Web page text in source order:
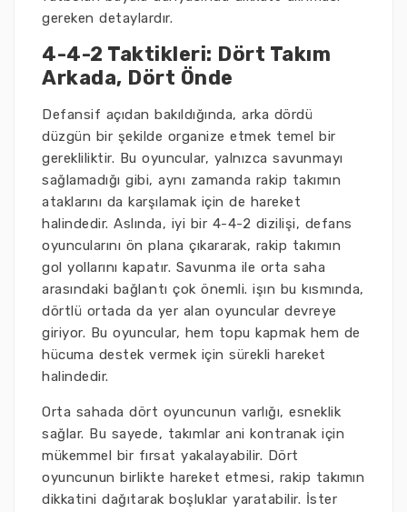
gereken detaylardır.
4-4-2 Taktikleri: Dört Takım
Arkada, Dört Önde
Defansif açıdan bakıldığında, arka dördü
düzgün bir şekilde organize etmek temel bir
gerekliliktir. Bu oyuncular, yalnızca savunmayı
sağlamadığı gibi, aynı zamanda rakip takımın
ataklarını da karşılamak için de hareket
halindedir. Aslında, iyi bir 4-4-2 dizilişi, defans
oyuncularını ön plana çıkararak, rakip takımın
gol yollarını kapatır. Savunma ile orta saha
arasındaki bağlantı çok önemli. işın bu kısmında,
dörtlü ortada da yer alan oyuncular devreye
giriyor. Bu oyuncular, hem topu kapmak hem de
hücuma destek vermek için sürekli hareket
halindedir.
Orta sahada dört oyuncunun varlığı, esneklik
sağlar. Bu sayede, takımlar ani kontranak için
mükemmel bir fırsat yakalayabilir. Dört
oyuncunun birlikte hareket etmesi, rakip takımın
dikkatini dağıtarak boşluklar yaratabilir. İster